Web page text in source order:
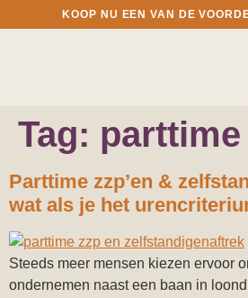
KOOP NU EEN VAN DE
Tag: parttime
Parttime zzp’en &
wat als je het
Steeds meer mensen kiezen ervoor
ondernemen naast een baan in